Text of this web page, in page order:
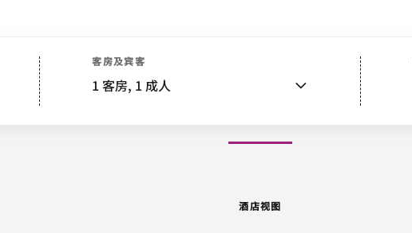
客房及宾客
1 客房, 1 成人
活动和会议
酒店视图